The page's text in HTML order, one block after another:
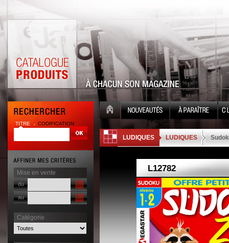
TITRE CODIFICATION
Mise en vente
du
au
Catégorie
LUDIQUES LUDIQUES